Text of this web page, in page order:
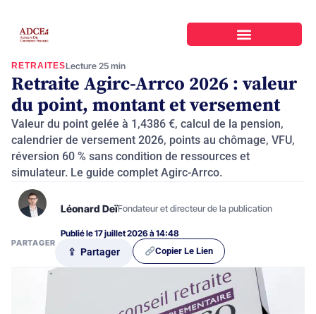
RETRAITESLecture 25 min
Retraite Agirc-Arrco 2026 : valeur
du point, montant et versement
Valeur du point gelée à 1,4386 €, calcul de la pension,
calendrier de versement 2026, points au chômage, VFU,
réversion 60 % sans condition de ressources et
simulateur. Le guide complet Agirc-Arrco.
Léonard DeïFondateur et directeur de la publication
Publié le 17 juillet 2026 à 14:48
PARTAGER
⇪ Partager Copier Le Lien